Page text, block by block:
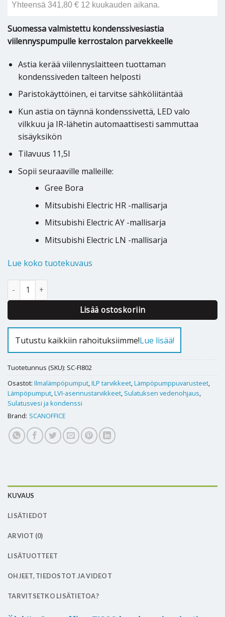
Yhteensä 341,80 € 12 kuukauden aikana.
Suomessa valmistettu kondenssivesiastia
viilennyspumpulle kerrostalon parvekkeelle
Astia kerää viilennyslaitteen tuottaman
kondenssiveden talteen helposti
Paristokäyttöinen, ei tarvitse sähköliitäntää
Kun astia on täynnä kondenssivettä, LED valo
vilkkuu ja IR-lähetin automaattisesti sammuttaa
sisäyksikön
Tilavuus 11,5l
Sopii seuraaville malleille:
Gree Bora
Mitsubishi Electric HR -mallisarja
Mitsubishi Electric AY -mallisarja
Mitsubishi Electric LN -mallisarja
Lue koko tuotekuvaus
Kondenssivesiastia parvekkeelle Scanoffice FI802 määrä
Lisää ostoskoriin
Alternative:
Tutustu kaikkiin rahoituksiimme!Lue lisää!
Tuotetunnus (SKU): SC-FI802
Osastot: Ilmalämpöpumput,ILP tarvikkeet,Lämpöpumppuvarusteet,
Lämpöpumput,LVI-asennustarvikkeet, Sulatuksen vedenohjaus,
Sulatusvesi ja kondenssi
Brand: SCANOFFICE
KUVAUS
LISÄTIEDOT
ARVIOT (0)
LISÄTUOTTEET
OHJEET, TIEDOSTOT JA VIDEOT
TARVITSETKO LISÄTIETOA?